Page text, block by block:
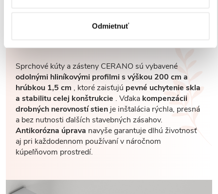
Odmietnuť
Robustné profily pre
Sprchové kúty a zásteny CERANO sú vybavené
odolnými hliníkovými profilmi s výškou 200 cm a
hrúbkou 1,5 cm , ktoré zaisťujú pevné uchytenie skla
a stabilitu celej konštrukcie . Vďaka kompenzácii
drobných nerovností stien je inštalácia rýchla, presná
a bez nutnosti ďalších stavebných zásahov.
Antikorózna úprava navyše garantuje dlhú životnosť
aj pri každodennom používaní v náročnom
kúpeľňovom prostredí.